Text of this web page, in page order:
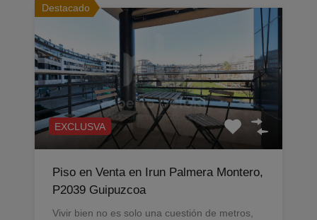
Destacado
EXCLUSVA
Piso en Venta en Irun Palmera Montero,
P2039 Guipuzcoa
Vivir bien no es solo una cuestión de metros,